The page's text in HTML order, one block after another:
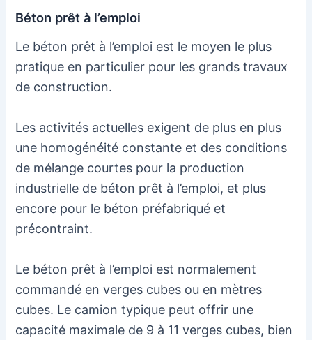
Béton prêt à l’emploi
Le béton prêt à l’emploi est le moyen le plus
pratique en particulier pour les grands travaux
de construction.
Les activités actuelles exigent de plus en plus
une homogénéité constante et des conditions
de mélange courtes pour la production
industrielle de béton prêt à l’emploi, et plus
encore pour le béton préfabriqué et
précontraint.
Le béton prêt à l’emploi est normalement
commandé en verges cubes ou en mètres
cubes. Le camion typique peut offrir une
capacité maximale de 9 à 11 verges cubes, bien